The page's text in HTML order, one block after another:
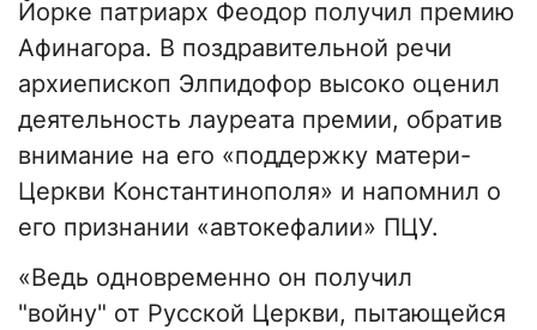
Йорке патриарх Феодор получил премию
Афинагора. В поздравительной речи
архиепископ Элпидофор высоко оценил
деятельность лауреата премии, обратив
внимание на его «поддержку матери-
Церкви Константинополя» и напомнил о
его признании «автокефалии» ПЦУ.
«Ведь одновременно он получил
"войну" от Русской Церкви, пытающейся